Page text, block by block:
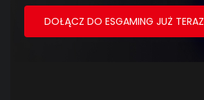
DOŁĄCZ DO ESGAMING JUŻ TERAZ